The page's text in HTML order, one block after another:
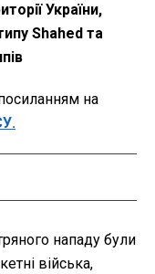
України,
Shahed та
на
нападу були
війська,